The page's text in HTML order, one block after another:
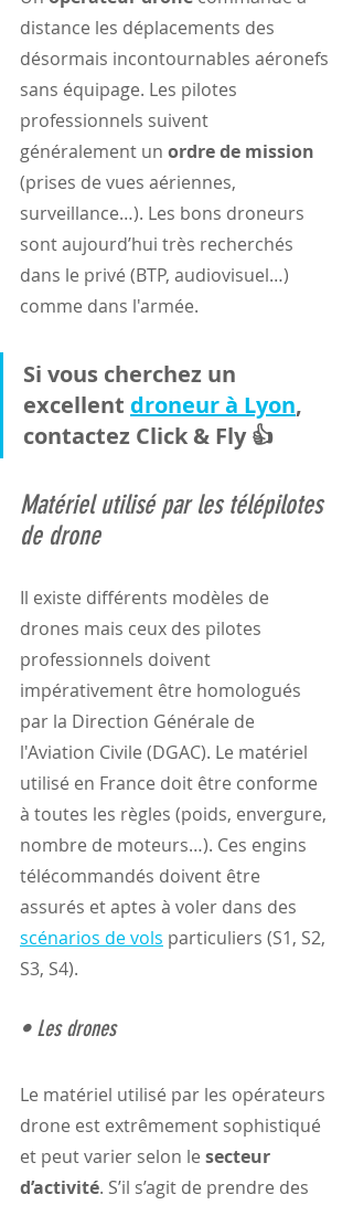
distance les déplacements des
désormais incontournables aéronefs
sans équipage. Les pilotes
professionnels suivent
généralement un ordre de mission
(prises de vues aériennes,
surveillance…). Les bons droneurs
sont aujourd’hui très recherchés
dans le privé (BTP, audiovisuel…)
comme dans l'armée.
Si vous cherchez un
excellent droneur à Lyon,
contactez Click & Fly 👍
Matériel utilisé par les télépilotes
de drone
Il existe différents modèles de
drones mais ceux des pilotes
professionnels doivent
impérativement être homologués
par la Direction Générale de
l'Aviation Civile (DGAC). Le matériel
utilisé en France doit être conforme
à toutes les règles (poids, envergure,
nombre de moteurs…). Ces engins
télécommandés doivent être
assurés et aptes à voler dans des
scénarios de vols particuliers (S1, S2,
S3, S4).
• Les drones
Le matériel utilisé par les opérateurs
drone est extrêmement sophistiqué
et peut varier selon le secteur
d’activité. S’il s’agit de prendre des